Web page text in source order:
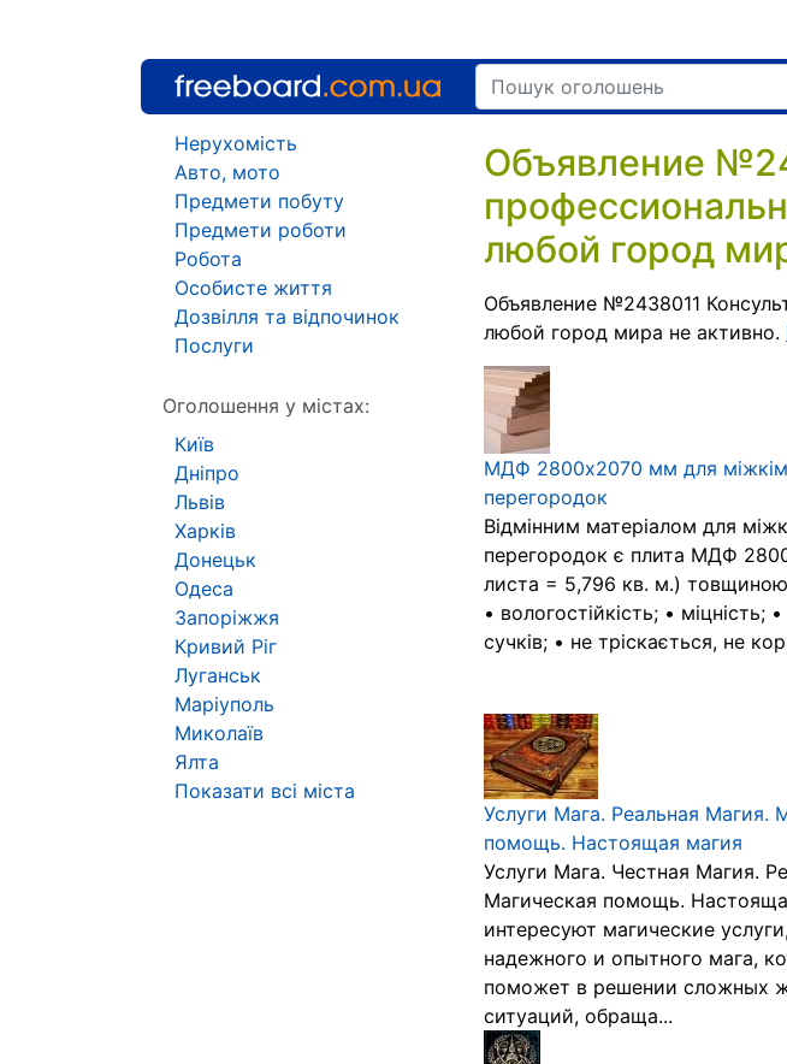
Объявление
любой город
Объявление №2438011
любой город мира не активно.
МДФ 2800х2070 мм для
перегородок
Відмінним матеріалом для
перегородок є плита МДФ
листа = 5,796 кв. м.)
• вологостійкість; • міцність;
сучків; • не тріскається, не
Услуги Мага. Реальная Магия.
помощь. Настоящая магия
Услуги Мага. Честная Магия.
Магическая помощь.
интересуют магические
надежного и опытного мага,
поможет в решении сложных
ситуаций, обраща...
Нерухомість
Авто, мото
Предмети побуту
Предмети роботи
Робота
Особисте життя
Дозвілля та відпочинок
Послуги
Оголошення у містах:
Київ
Дніпро
Львів
Харків
Донецьк
Одеса
Запоріжжя
Кривий Ріг
Луганськ
Маріуполь
Миколаїв
Ялта
Показати всі міста